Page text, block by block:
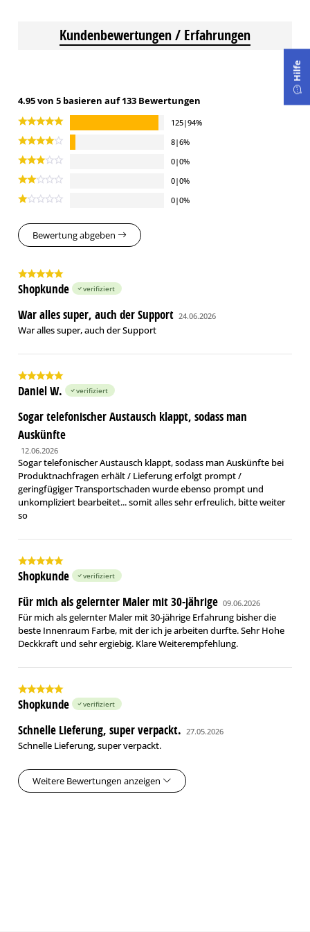
Kundenbewertungen / Erfahrungen
4.95 von 5 basieren auf 133 Bewertungen
125|94%
8|6%
0|0%
0|0%
0|0%
Bewertung abgeben
Shopkunde verifiziert
War alles super, auch der Support 24.06.2026
War alles super, auch der Support
Daniel W. verifiziert
Sogar telefonischer Austausch klappt, sodass man
Auskünfte
12.06.2026
Sogar telefonischer Austausch klappt, sodass man Auskünfte bei
Produktnachfragen erhält / Lieferung erfolgt prompt /
geringfügiger Transportschaden wurde ebenso prompt und
unkompliziert bearbeitet... somit alles sehr erfreulich, bitte weiter
so
Shopkunde verifiziert
Für mich als gelernter Maler mit 30-jährige 09.06.2026
Für mich als gelernter Maler mit 30-jährige Erfahrung bisher die
beste Innenraum Farbe, mit der ich je arbeiten durfte. Sehr Hohe
Deckkraft und sehr ergiebig. Klare Weiterempfehlung.
Shopkunde verifiziert
Schnelle Lieferung, super verpackt. 27.05.2026
Schnelle Lieferung, super verpackt.
Weitere Bewertungen anzeigen
Hilfe